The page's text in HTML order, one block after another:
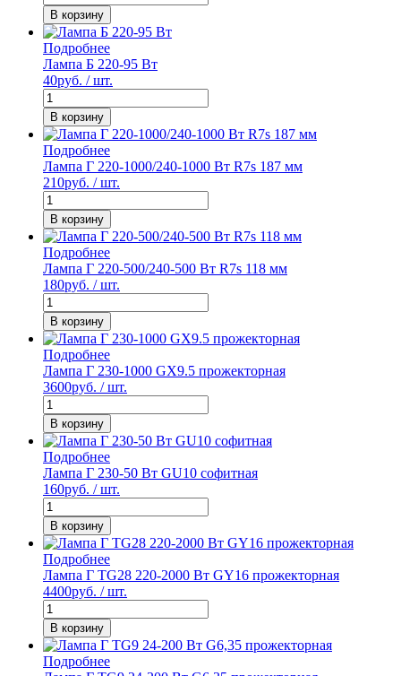
В корзину
Подробнее
Лампа Б 220-95 Вт
40руб. / шт.
В корзину
Подробнее
Лампа Г 220-1000/240-1000 Вт R7s 187 мм
210руб. / шт.
В корзину
Подробнее
Лампа Г 220-500/240-500 Вт R7s 118 мм
180руб. / шт.
В корзину
Подробнее
Лампа Г 230-1000 GX9.5 прожекторная
3600руб. / шт.
В корзину
Подробнее
Лампа Г 230-50 Вт GU10 софитная
160руб. / шт.
В корзину
Подробнее
Лампа Г TG28 220-2000 Вт GY16 прожекторная
4400руб. / шт.
В корзину
Подробнее